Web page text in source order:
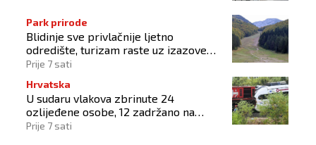
Park prirode
Blidinje sve privlačnije ljetno
odredište, turizam raste uz izazove
očuvanja prirode
Prije 7 sati
Hrvatska
U sudaru vlakova zbrinute 24
ozlijeđene osobe, 12 zadržano na
liječenju
Prije 7 sati